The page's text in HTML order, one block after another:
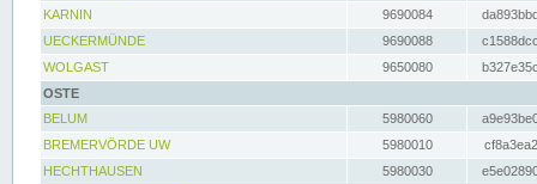
KARNIN
9690084
UECKERMÜNDE
9690088
WOLGAST
9650080
OSTE
BELUM
5980060
BREMERVÖRDE UW
5980010
HECHTHAUSEN
5980030